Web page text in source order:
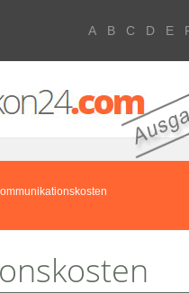
A B C D E